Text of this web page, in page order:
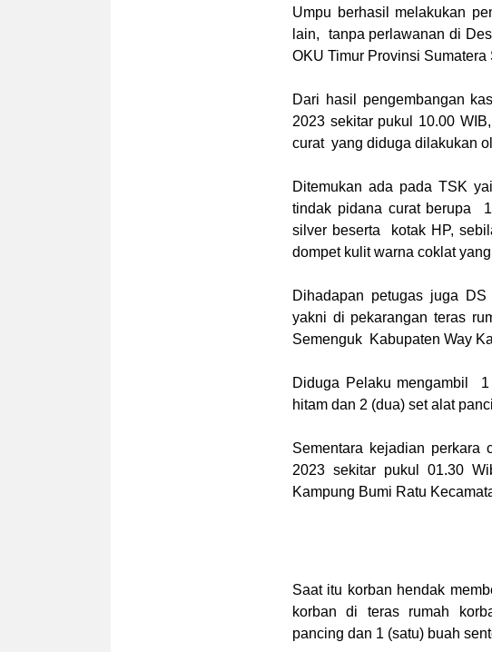
Umpu berhasil melakukan
lain, tanpa perlawanan di
OKU Timur Provinsi Sumatera
Dari hasil pengembangan
2023 sekitar pukul 10.00
curat yang diduga dilakukan
Ditemukan ada pada TSK
tindak pidana curat berupa
silver beserta kotak HP,
dompet kulit warna coklat
Dihadapan petugas juga
yakni di pekarangan teras
Semenguk Kabupaten Way
Diduga Pelaku mengambil
hitam dan 2 (dua) set alat
Sementara kejadian perkara
2023 sekitar pukul 01.30
Kampung Bumi Ratu
Saat itu korban hendak
korban di teras rumah
pancing dan 1 (satu) buah